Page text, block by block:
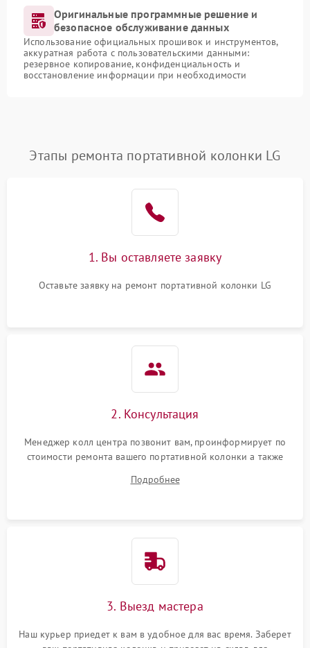
Оригинальные программные решение и
безопасное обслуживание данных
Использование официальных прошивок и инструментов,
аккуратная работа с пользовательскими данными:
резервное копирование, конфиденциальность и
восстановление информации при необходимости
Этапы ремонта портативной колонки LG
1. Вы оставляете заявку
Оставьте заявку на ремонт портативной колонки LG
2. Консультация
Менеджер колл центра позвонит вам, проинформирует по
стоимости ремонта вашего портативной колонки а также
Подробнее
3. Выезд мастера
Наш курьер приедет к вам в удобное для вас время. Заберет